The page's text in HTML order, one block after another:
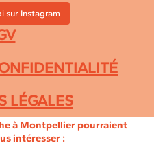
sur Instagram
LÉGALES
à Montpellier pourraient
intéresser :